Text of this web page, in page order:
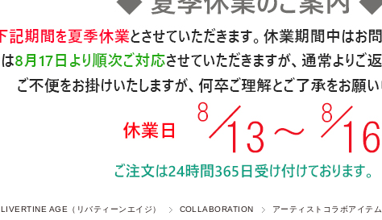
LIVERTINE AGE（リバティーンエイジ） COLLABORATION アーティストコラボアイテム